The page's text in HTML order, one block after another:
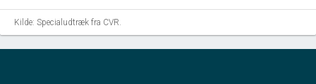
Kilde: Specialudtræk fra CVR.